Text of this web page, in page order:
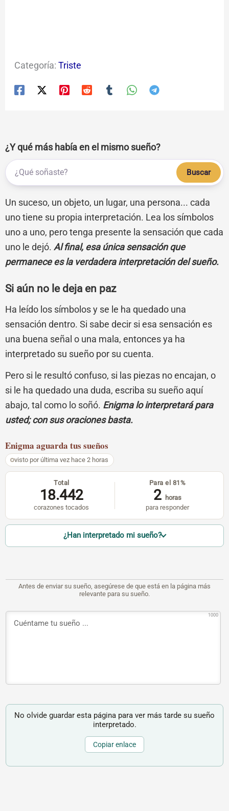
Categoría: Triste
¿Y qué más había en el mismo sueño?
Buscar
Un suceso, un objeto, un lugar, una persona... cada
uno tiene su propia interpretación. Lea los símbolos
uno a uno, pero tenga presente la sensación que cada
uno le dejó. Al final, esa única sensación que
permanece es la verdadera interpretación del sueño.
Si aún no le deja en paz
Ha leído los símbolos y se le ha quedado una
sensación dentro. Si sabe decir si esa sensación es
una buena señal o una mala, entonces ya ha
interpretado su sueño por su cuenta.
Pero si le resultó confuso, si las piezas no encajan, o
si le ha quedado una duda, escriba su sueño aquí
abajo, tal como lo soñó. Enigma lo interpretará para
usted; con sus oraciones basta.
Enigma aguarda tus sueños
visto por última vez hace 2 horas
Total
18.442
corazones tocados
Para el 81%
2 horas
para responder
¿Han interpretado mi sueño?
Antes de enviar su sueño, asegúrese de que está en la página más
relevante para su sueño.
1000
No olvide guardar esta página para ver más tarde su sueño
interpretado.
Copiar enlace